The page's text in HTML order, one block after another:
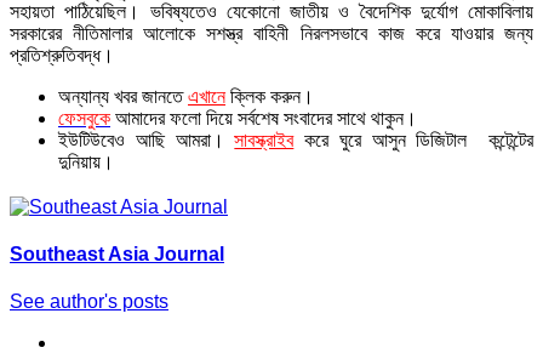
সহায়তা পাঠিয়েছিল। ভবিষ্যতেও যেকোনো জাতীয় ও বৈদেশিক দুর্যোগ মোকাবিলায়
সরকারের নীতিমালার আলোকে সশস্ত্র বাহিনী নিরলসভাবে কাজ করে যাওয়ার জন্য
প্রতিশ্রুতিবদ্ধ।
অন্যান্য খবর জানতে এখানে ক্লিক করুন।
ফেসবুকে আমাদের ফলো দিয়ে সর্বশেষ সংবাদের সাথে থাকুন।
ইউটিউবেও আছি আমরা।
সাবস্ক্রাইব করে ঘুরে আসুন ডিজিটাল কন্টেন্টের
দুনিয়ায়।
Southeast Asia Journal
See author's posts